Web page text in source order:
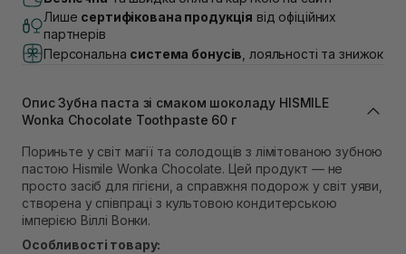
В наявності
Самовивіз м. Львів, вул. Академіка Підстригача, 1В
(Duck’s Lake)
Немає в наявності!
В наявності
Самовивіз м. Львів, вул. Степана Бандери 45
Самовивіз м. Рівне, вул. 16-го Липня, 15
В наявності
Самовивіз м. Рівне, вул. Кулика і Гудачека 23 (ТЦ
Екватор)
В наявності
Лише сертифікована продукція від офіційних
партнерів
Персональна система бонусів , лояльності та знижок
Опис Зубна паста зі смаком шоколаду HISMILE
Wonka Chocolate Toothpaste 60 г
Пориньте у світ магії та солодощів з лімітованою зубною
пастою Hismile Wonka Chocolate. Цей продукт — не
просто засіб для гігієни, а справжня подорож у світ уяви,
створена у співпраці з культовою кондитерською
імперією Віллі Вонки.
Особливості товару: